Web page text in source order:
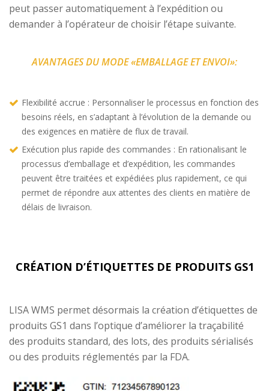
peut passer automatiquement à l’expédition ou
demander à l’opérateur de choisir l’étape suivante.
AVANTAGES DU MODE «EMBALLAGE ET ENVOI»:
Flexibilité accrue : Personnaliser le processus en fonction des
besoins réels, en s’adaptant à l’évolution de la demande ou
des exigences en matière de flux de travail.
Exécution plus rapide des commandes : En rationalisant le
processus d’emballage et d’expédition, les commandes
peuvent être traitées et expédiées plus rapidement, ce qui
permet de répondre aux attentes des clients en matière de
délais de livraison.
CRÉATION D’ÉTIQUETTES DE PRODUITS GS1
LISA WMS permet désormais la création d’étiquettes de
produits GS1 dans l’optique d’améliorer la traçabilité
des produits standard, des lots, des produits sérialisés
ou des produits réglementés par la FDA.